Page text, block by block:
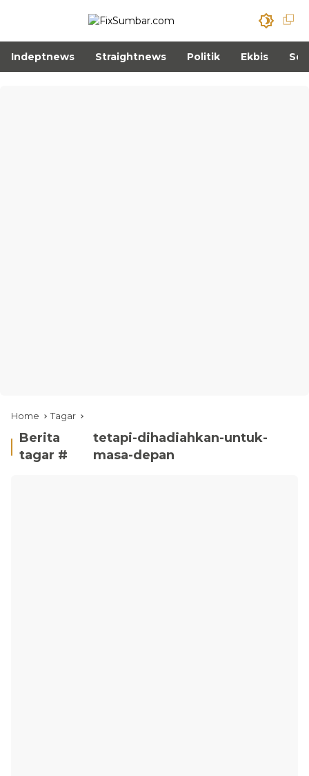
Indeptnews Straightnews Politik Ekbis
Home Tagar
Berita
tagar #
tetapi-dihadiahkan-untuk-
masa-depan